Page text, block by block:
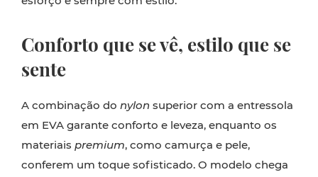
Conforto que se vê, estilo que se
sente
A combinação do nylon superior com a entressola
em EVA garante conforto e leveza, enquanto os
materiais premium, como camurça e pele,
conferem um toque sofisticado. O modelo chega